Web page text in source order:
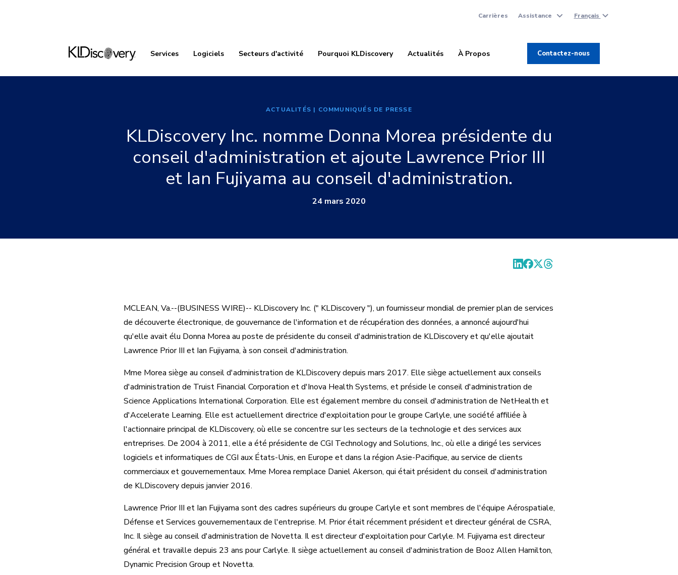
Carrières Assistance Français
Services Logiciels Secteurs d'activité Pourquoi KLDiscovery Actualités À Propos Contactez-nous
ACTUALITÉS | COMMUNIQUÉS DE PRESSE
KLDiscovery Inc. nomme Donna Morea présidente du
conseil d'administration et ajoute Lawrence Prior III
et Ian Fujiyama au conseil d'administration.
24 mars 2020
MCLEAN, Va.--(BUSINESS WIRE)-- KLDiscovery Inc. (" KLDiscovery "), un fournisseur mondial de premier plan de services
de découverte électronique, de gouvernance de l'information et de récupération des données, a annoncé aujourd'hui
qu'elle avait élu Donna Morea au poste de présidente du conseil d'administration de KLDiscovery et qu'elle ajoutait
Lawrence Prior III et Ian Fujiyama, à son conseil d'administration.
Mme Morea siège au conseil d'administration de KLDiscovery depuis mars 2017. Elle siège actuellement aux conseils
d'administration de Truist Financial Corporation et d'Inova Health Systems, et préside le conseil d'administration de
Science Applications International Corporation. Elle est également membre du conseil d'administration de NetHealth et
d'Accelerate Learning. Elle est actuellement directrice d'exploitation pour le groupe Carlyle, une société affiliée à
l'actionnaire principal de KLDiscovery, où elle se concentre sur les secteurs de la technologie et des services aux
entreprises. De 2004 à 2011, elle a été présidente de CGI Technology and Solutions, Inc., où elle a dirigé les services
logiciels et informatiques de CGI aux États-Unis, en Europe et dans la région Asie-Pacifique, au service de clients
commerciaux et gouvernementaux. Mme Morea remplace Daniel Akerson, qui était président du conseil d'administration
de KLDiscovery depuis janvier 2016.
Lawrence Prior III et Ian Fujiyama sont des cadres supérieurs du groupe Carlyle et sont membres de l'équipe Aérospatiale,
Défense et Services gouvernementaux de l'entreprise. M. Prior était récemment président et directeur général de CSRA,
Inc. Il siège au conseil d'administration de Novetta. Il est directeur d'exploitation pour Carlyle. M. Fujiyama est directeur
général et travaille depuis 23 ans pour Carlyle. Il siège actuellement au conseil d'administration de Booz Allen Hamilton,
Dynamic Precision Group et Novetta.